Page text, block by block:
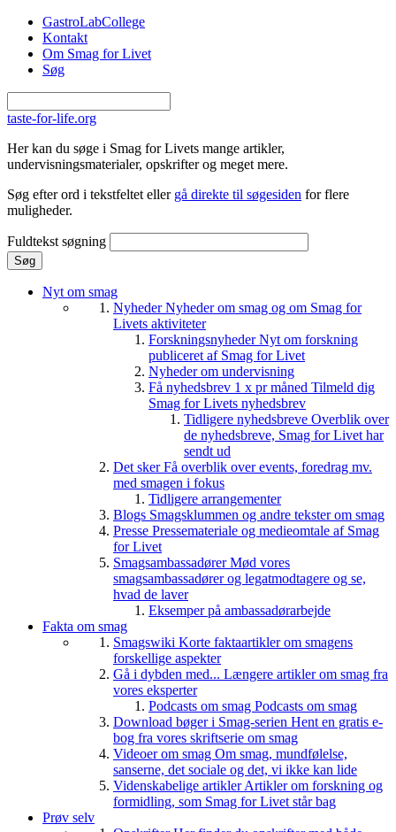
Gå til hovedindhold
GastroLabCollege
Kontakt
Om Smag for Livet
Søg
taste-for-life.org
Her kan du søge i Smag for Livets mange artikler,
undervisningsmaterialer, opskrifter og meget mere.
Søg efter ord i tekstfeltet eller gå direkte til søgesiden for flere
muligheder.
Fuldtekst søgning
Nyt om smag
NyhederNyheder om smag og om Smag for
Livets aktiviteter
ForskningsnyhederNyt om forskning
publiceret af Smag for Livet
Nyheder om undervisning
Få nyhedsbrev 1 x pr måned Tilmeld dig
Smag for Livets nyhedsbrev
Tidligere nyhedsbreve Overblik over
de nyhedsbreve, Smag for Livet har
sendt ud
Det skerFå overblik over events, foredrag mv.
med smagen i fokus
Tidligere arrangementer
Blogs Smagsklummen og andre tekster om smag
Presse Pressemateriale og medieomtale af Smag
for Livet
SmagsambassadørerMød vores
smagsambassadører og legatmodtagere og se,
hvad de laver
Eksemper på ambassadørarbejde
Fakta om smag
Smagswiki Korte faktaartikler om smagens
forskellige aspekter
Gå i dybden med... Længere artikler om smag fra
vores eksperter
Podcasts om smag Podcasts om smag
Download bøger i Smag-serien Hent en gratis e-
bog fra vores skriftserie om smag
Videoer om smag Om smag, mundfølelse,
sanserne, det sociale og det, vi ikke kan lide
Videnskabelige artiklerArtikler om forskning og
formidling, som Smag for Livet står bag
Prøv selv